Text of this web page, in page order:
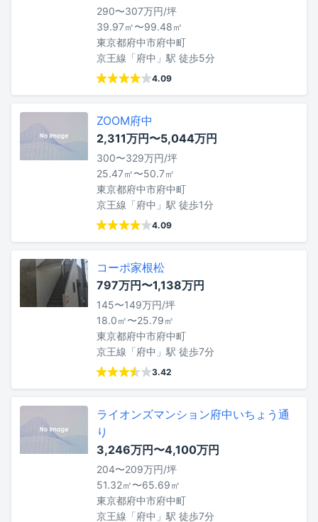
290〜307万円/坪
39.97㎡〜99.48㎡
東京都府中市府中町
京王線「府中」駅 徒歩5分
4.09
ZOOM府中
2,311万円〜5,044万円
300〜329万円/坪
25.47㎡〜50.7㎡
東京都府中市府中町
京王線「府中」駅 徒歩1分
4.09
コーポ家根松
797万円〜1,138万円
145〜149万円/坪
18.0㎡〜25.79㎡
東京都府中市府中町
京王線「府中」駅 徒歩7分
3.42
ライオンズマンション府中いちょう通
り
3,246万円〜4,100万円
204〜209万円/坪
51.32㎡〜65.69㎡
東京都府中市府中町
京王線「府中」駅 徒歩7分